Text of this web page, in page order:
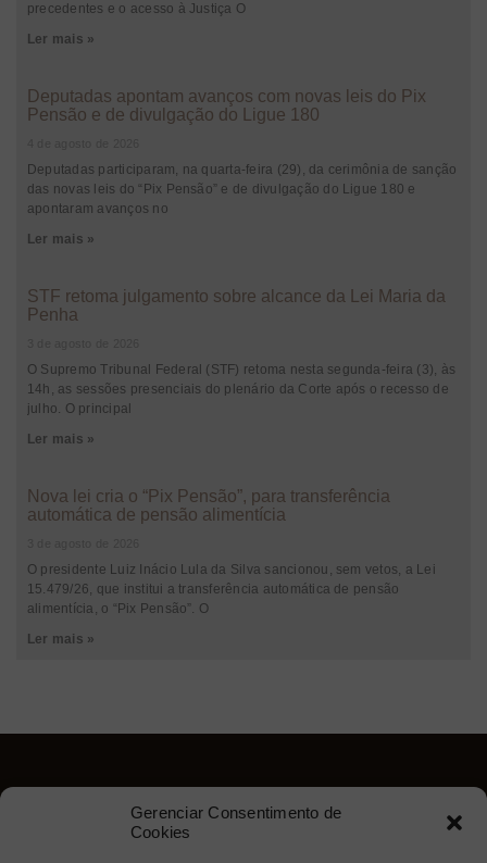
Gerenciar Consentimento de
Cookies
precedentes e o acesso à Justiça O
Ler mais »
Deputadas apontam avanços com novas leis do Pix
Pensão e de divulgação do Ligue 180
Deputadas participaram, na quarta-feira (29), da cerimônia de sanção
das novas leis do “Pix Pensão” e de divulgação do Ligue 180 e
apontaram avanços no
Ler mais »
STF retoma julgamento sobre alcance da Lei Maria da
Penha
O Supremo Tribunal Federal (STF) retoma nesta segunda-feira (3), às
14h, as sessões presenciais do plenário da Corte após o recesso de
julho. O principal
Ler mais »
Nova lei cria o “Pix Pensão”, para transferência
automática de pensão alimentícia
O presidente Luiz Inácio Lula da Silva sancionou, sem vetos, a Lei
15.479/26, que institui a transferência automática de pensão
alimentícia, o “Pix Pensão”. O
Ler mais »